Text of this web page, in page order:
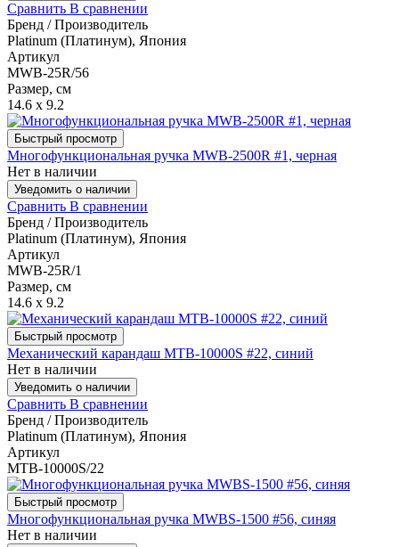
Сравнить В сравнении
Бренд / Производитель
Platinum (Платинум), Япония
Артикул
MWB-25R/56
Размер, см
14.6 x 9.2
Быстрый просмотр
Многофункциональная ручка MWB-2500R #1, черная
Нет в наличии
Уведомить о наличии
Сравнить В сравнении
Бренд / Производитель
Platinum (Платинум), Япония
Артикул
MWB-25R/1
Размер, см
14.6 x 9.2
Быстрый просмотр
Механический карандаш MTB-10000S #22, синий
Нет в наличии
Уведомить о наличии
Сравнить В сравнении
Бренд / Производитель
Platinum (Платинум), Япония
Артикул
MTB-10000S/22
Быстрый просмотр
Многофункциональная ручка MWBS-1500 #56, синяя
Нет в наличии